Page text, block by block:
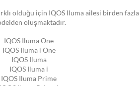
olduğu için IQOS Iluma ailesi birden fazla
oluşmaktadır.
IQOS Iluma One
IQOS Iluma i One
IQOS Iluma
IQOS Iluma i
IQOS Iluma Prime